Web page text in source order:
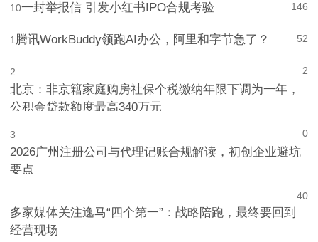
146
10一封举报信 引发小红书IPO合规考验
52
1腾讯WorkBuddy领跑AI办公，阿里和字节急了？
2
2
北京：非京籍家庭购房社保个税缴纳年限下调为一年，
公积金贷款额度最高340万元
0
3
2026广州注册公司与代理记账合规解读，初创企业避坑
要点
0
4
多家媒体关注逸马“四个第一”：战略陪跑，最终要回到
经营现场